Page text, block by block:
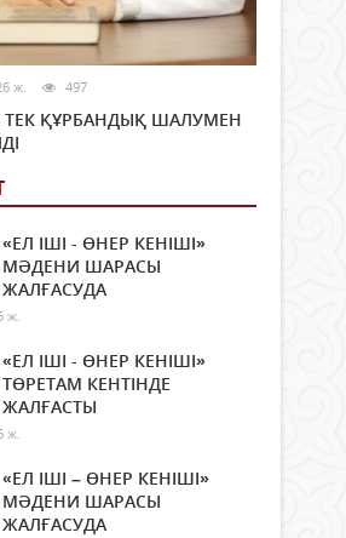
ж. 497
ТЕК ҚҰРБАНДЫҚ ШАЛУМЕН
«ЕЛ ІШІ - ӨНЕР КЕНІШІ»
МӘДЕНИ ШАРАСЫ
ЖАЛҒАСУДА
ж.
«ЕЛ ІШІ - ӨНЕР КЕНІШІ»
ТӨРЕТАМ КЕНТІНДЕ
ЖАЛҒАСТЫ
ж.
«ЕЛ ІШІ – ӨНЕР КЕНІШІ»
МӘДЕНИ ШАРАСЫ
ЖАЛҒАСУДА